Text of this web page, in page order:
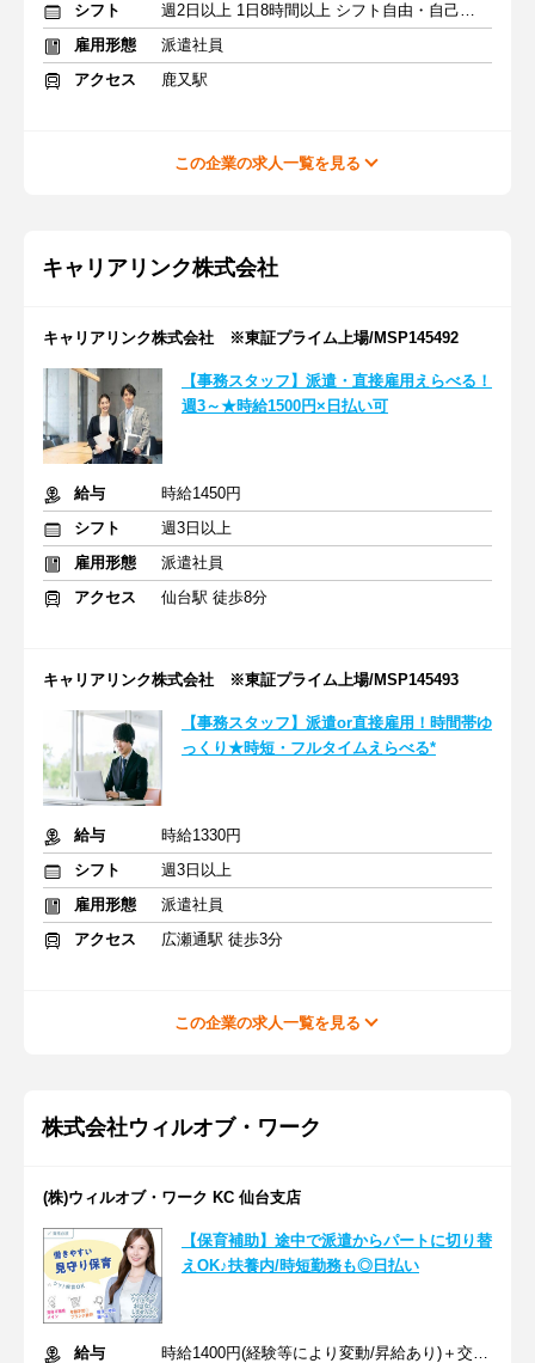
シフト
週2日以上 1日8時間以上 シフト自由・自己申告
雇用形態
派遣社員
アクセス
鹿又駅
この企業の求人一覧を見る
キャリアリンク株式会社
キャリアリンク株式会社 ※東証プライム上場/MSP145492
【事務スタッフ】派遣・直接雇用えらべる！
週3～★時給1500円×日払い可
給与
時給1450円
シフト
週3日以上
雇用形態
派遣社員
アクセス
仙台駅 徒歩8分
キャリアリンク株式会社 ※東証プライム上場/MSP145493
【事務スタッフ】派遣or直接雇用！時間帯ゆ
っくり★時短・フルタイムえらべる*
給与
時給1330円
シフト
週3日以上
雇用形態
派遣社員
アクセス
広瀬通駅 徒歩3分
この企業の求人一覧を見る
株式会社ウィルオブ・ワーク
(株)ウィルオブ・ワーク KC 仙台支店
【保育補助】途中で派遣からパートに切り替
えOK♪扶養内/時短勤務も◎日払い
給与
時給1400円(経験等により変動/昇給あり)＋交通費全額支給